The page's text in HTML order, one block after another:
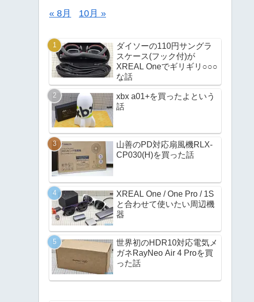
« 8月 10月 »
ダイソーの110円サングラ
スケース(フック付)が
XREAL Oneでギリギリ○○○
な話
xbx a01+を買ったよという
話
山善のPD対応扇風機RLX-
CP030(H)を買った話
XREAL One / One Pro / 1S
と合わせて使いたい周辺機
器
世界初のHDR10対応電気メ
ガネRayNeo Air 4 Proを買
った話